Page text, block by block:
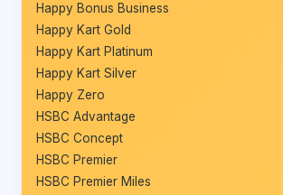
Happy Bonus Business
Happy Kart Gold
Happy Kart Platinum
Happy Kart Silver
Happy Zero
HSBC Advantage
HSBC Concept
HSBC Premier
HSBC Premier Miles